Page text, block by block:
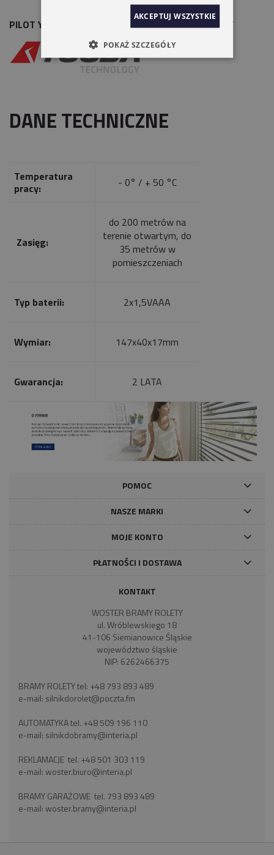
PILOT YOODA CORVETO 2-KANAŁOWY PRZENOŚNY
DANE TECHNICZNE
Temperatura
pracy:
- 0° / + 50 °C
Zasięg:
do 200 metrów na
terenie otwartym, do
35 metrów w
pomieszczeniach
Typ baterii: 2x1,5VAAA
Wymiar: 147x40x17mm
Gwarancja: 2 LATA
POMOC
NASZE MARKI
MOJE KONTO
PŁATNOŚCI I DOSTAWA
KONTAKT
WOSTER BRAMY ROLETY
ul. Wróblewskiego 18
41-106 Siemianowice Śląskie
województwo śląskie
NIP: 6262466375
BRAMY ROLETY tel: +48 793 893 489
e-mail: silnikdorolet@poczta.fm
AUTOMATYKA tel. +48 509 196 110
e-mail: silnikdobramy@interia.pl
REKLAMACJE tel. +48 501 303 119
e-mail:woster.biuro@interia.pl
BRAMY GARAŻOWE tel. 793 893 489
e-mail:woster.bramy@interia.pl
AKCEPTUJ WSZYSTKIE
POKAŻ SZCZEGÓŁY